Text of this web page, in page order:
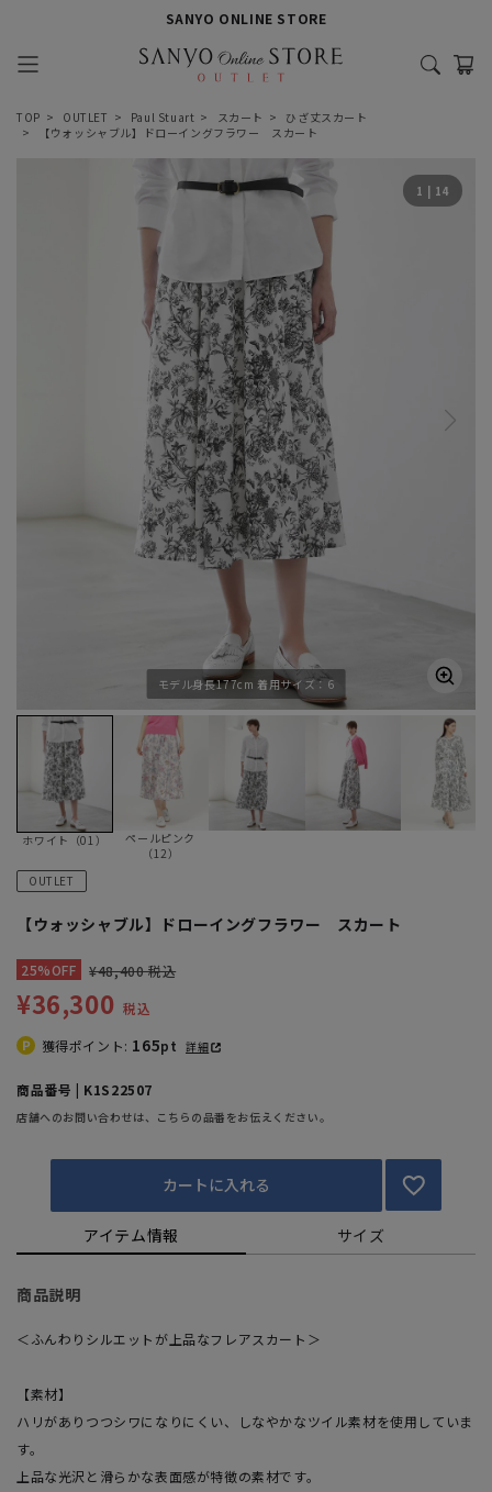
SANYO ONLINE STORE
TOP OUTLET Paul Stuart スカート
ひざ丈スカート
【ウォッシャブル】ドローイングフラワー スカート
モデル身長177cm 着用サイズ：6
1 | 14
ホワイト（01）
ペールピンク
（12）
OUTLET
【ウォッシャブル】ドローイングフラワー スカート
25%OFF ¥48,400 税込
¥36,300 税込
獲得ポイント: 165pt 詳細
商品番号 | K1S22507
店舗へのお問い合わせは、こちらの品番をお伝えください。
カートに入れる
アイテム情報 サイズ
商品説明
＜ふんわりシルエットが上品なフレアスカート＞
【素材】
ハリがありつつシワになりにくい、しなやかなツイル素材を使用していま
す。
上品な光沢と滑らかな表面感が特徴の素材です。